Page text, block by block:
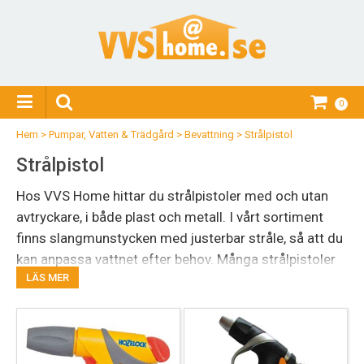
0
Hem > Pumpar, Vatten & Trädgård > Bevattning > Strålpistol
Strålpistol
Hos VVS Home hittar du strålpistoler med och utan
avtryckare, i både plast och metall. I vårt sortiment
finns slangmunstycken med justerbar stråle, så att du
kan anpassa vattnet efter behov. Många strålpistoler
har ett ergonomiskt handtag, en avtryckare och en
knappen hela tiden. Hos oss kan du köpa högkvalitativt
slangmunstycke från varumärken som Gardena och
LÄS MER